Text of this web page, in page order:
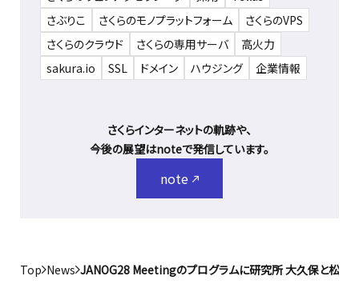
さぶりこ
さくらのモノプラットフォーム
さくらのVPS
さくらのクラウド
さくらの専用サーバ
高火力
sakura.io
SSL ドメイン ハウジング 企業情報
さくらインターネットの軌跡や、
今後の展望はnoteで発信しています。
note
Top News JANOG28 Meetingのプログラムに研究所 大久保と松本